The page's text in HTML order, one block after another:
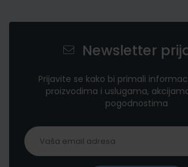
Newsletter
Prijavite se kako bi primali
proizvodima i uslugama,
pogodnostima